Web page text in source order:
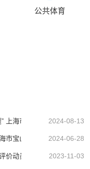
公共体育
上海市合作交流办赴宝山区
2024-08-13
市宝山区云南省维西县高层
2024-06-28
价动员会 2023-11-03